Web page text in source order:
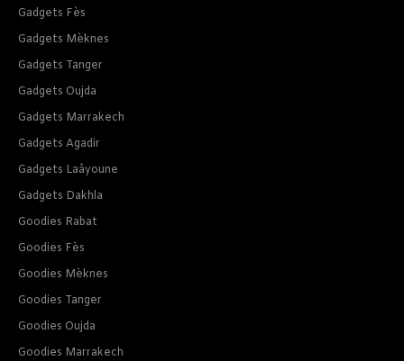
Gadgets Fès
Gadgets Mèknes
Gadgets Tanger
Gadgets Oujda
Gadgets Marrakech
Gadgets Agadir
Gadgets Laâyoune
Gadgets Dakhla
Goodies Rabat
Goodies Fès
Goodies Mèknes
Goodies Tanger
Goodies Oujda
Goodies Marrakech